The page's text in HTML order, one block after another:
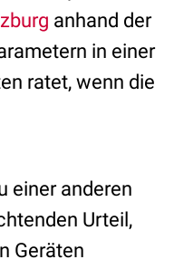
anhand der
in einer
ratet, wenn die
einer anderen
Urteil,
Geräten